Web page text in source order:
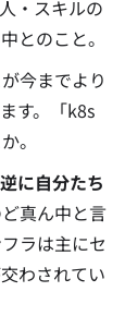
・スキルの
とのこと。
今までより
す。「k8s
。
に自分たち
真ん中と言
ラは主にセ
わされてい